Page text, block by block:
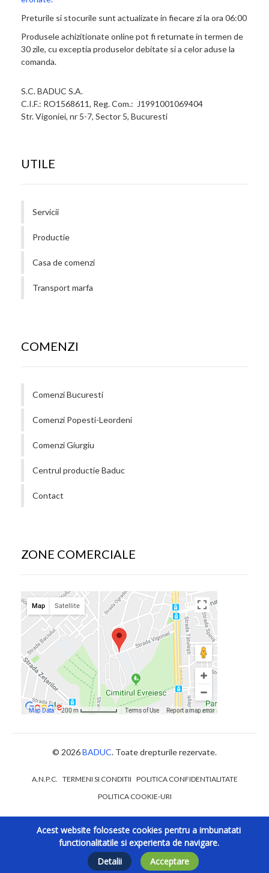
Preturile si stocurile sunt actualizate in fiecare zi la ora 06:00
Produsele achizitionate online pot fi returnate in termen de
30 zile, cu exceptia produselor debitate si a celor aduse la
comanda.
S.C. BADUC S.A.
C.I.F.: RO1568611, Reg. Com.: J1991001069404
Str. Vigoniei, nr 5-7, Sector 5, Bucuresti
UTILE
Servicii
Productie
Casa de comenzi
Transport marfa
COMENZI
Comenzi Bucuresti
Comenzi Popesti-Leordeni
Comenzi Giurgiu
Centrul productie Baduc
Contact
ZONE COMERCIALE
© 2026BADUC. Toate drepturile rezervate.
A.N.P.C. TERMENI SI CONDITII POLITICA CONFIDENTIALITATE
POLITICA COOKIE-URI
Acest website foloseste cookies pentru a imbunatati
functionalitatile si experienta de navigare.
Detalii
Acceptare